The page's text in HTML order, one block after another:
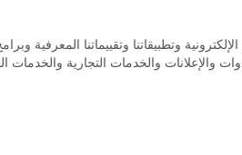
وتطبيقاتنا وتقييماتنا المعرفية
والإعلانات والخدمات التجارية